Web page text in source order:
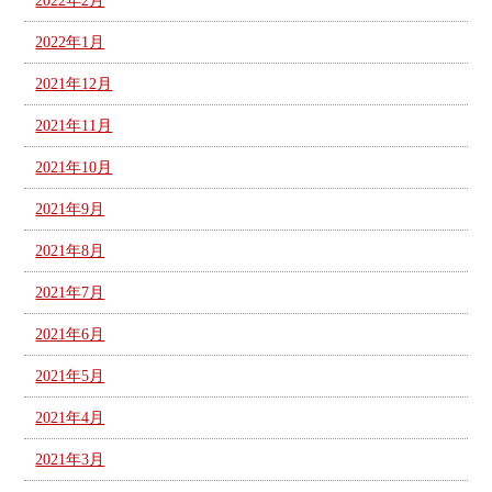
2022年1月
2021年12月
2021年11月
2021年10月
2021年9月
2021年8月
2021年7月
2021年6月
2021年5月
2021年4月
2021年3月